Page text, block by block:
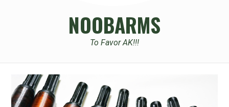
NOOBARMS
To Favor AK!!!